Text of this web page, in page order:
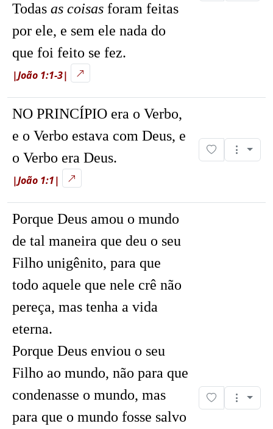
Todas as coisas foram feitas
por ele, e sem ele nada do
que foi feito se fez.
|João 1:1-3|
NO PRINCÍPIO era o Verbo,
e o Verbo estava com Deus, e
o Verbo era Deus.
|João 1:1|
Porque Deus amou o mundo
de tal maneira que deu o seu
Filho unigênito, para que
todo aquele que nele crê não
pereça, mas tenha a vida
eterna.
Porque Deus enviou o seu
Filho ao mundo, não para que
condenasse o mundo, mas
para que o mundo fosse salvo